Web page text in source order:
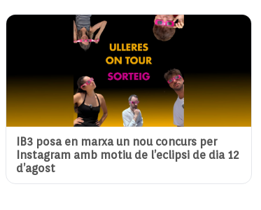
IB3 posa en marxa un nou concurs per
Instagram amb motiu de l’eclipsi de dia 12
d’agost